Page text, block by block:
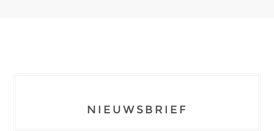
NIEUWSBRIEF